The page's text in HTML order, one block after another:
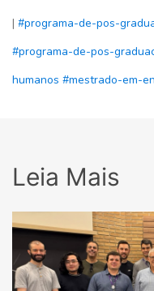
| #programa-de-pos-
#programa-de-pos-
humanos #mestrado-em-
Leia Mais